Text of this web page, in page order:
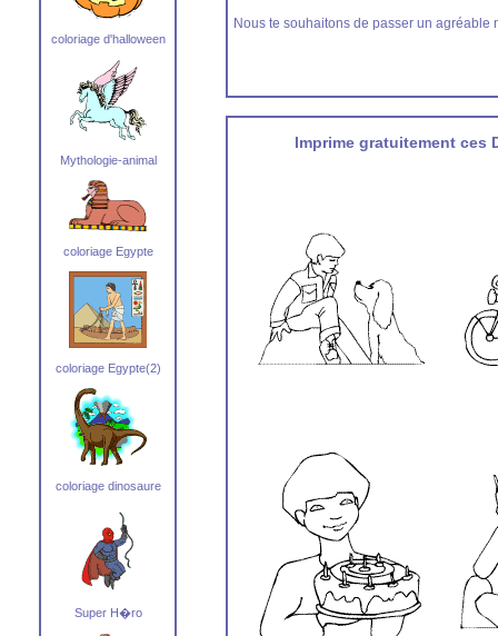
coloriage d'halloween
Mythologie-animal
coloriage Egypte
coloriage Egypte(2)
coloriage dinosaure
Super H�ro
Nous te souhaitons de passer un agréable
Imprime gratuitement ces